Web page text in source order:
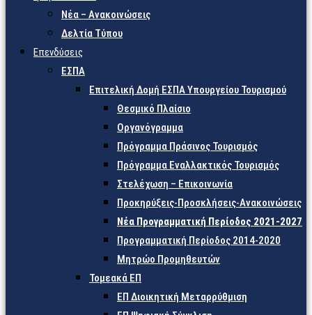
Νέα – Ανακοινώσεις
Δελτία Τύπου
Επενδύσεις
ΕΣΠΑ
Επιτελική Δομή ΕΣΠΑ Υπουργείου Τουρισμού
Θεσμικό Πλαίσιο
Οργανόγραμμα
Πρόγραμμα Πράσινος Τουρισμός
Πρόγραμμα Εναλλακτικός Τουρισμός
Στελέχωση – Επικοινωνία
Προκηρύξεις-Προσκλήσεις-Ανακοινώσεις
Νέα Προγραμματική Περίοδος 2021-2027
Προγραμματική Περίοδος 2014-2020
Μητρώο Προμηθευτών
Τομεακά ΕΠ
ΕΠ Διοικητική Μεταρρύθμιση